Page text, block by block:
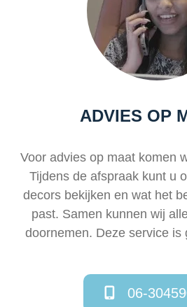
ADVIES OP
Voor advies op maat komen
Tijdens de afspraak kunt u
decors bekijken en wat het
past. Samen kunnen wij
doornemen. Deze service is
06-